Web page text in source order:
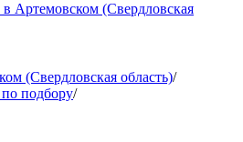
Артемовском (Свердловская
(Свердловская область)/
подбору/